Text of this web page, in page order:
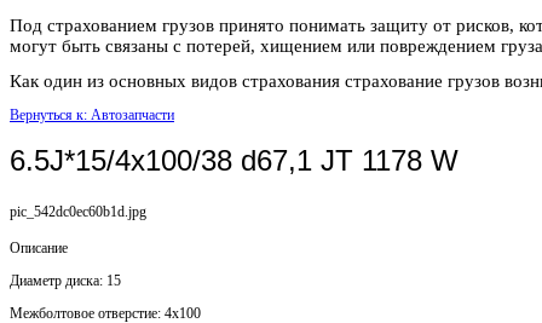
Под страхованием грузов принято понимать защиту от рисков,
могут быть связаны с потерей, хищением или повреждением
Как один из основных видов страхования страхование грузов
Вернуться к: Автозапчасти
6.5J*15/4x100/38 d67,1 JT 1178 W
pic_542dc0ec60b1d.jpg
Описание
Диаметр диска: 15
Mежболтовое отверстие: 4x100